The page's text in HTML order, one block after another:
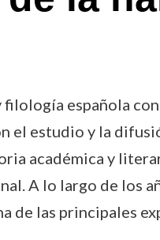
española
el estudio y la
académica y
A lo largo de los
de las principales